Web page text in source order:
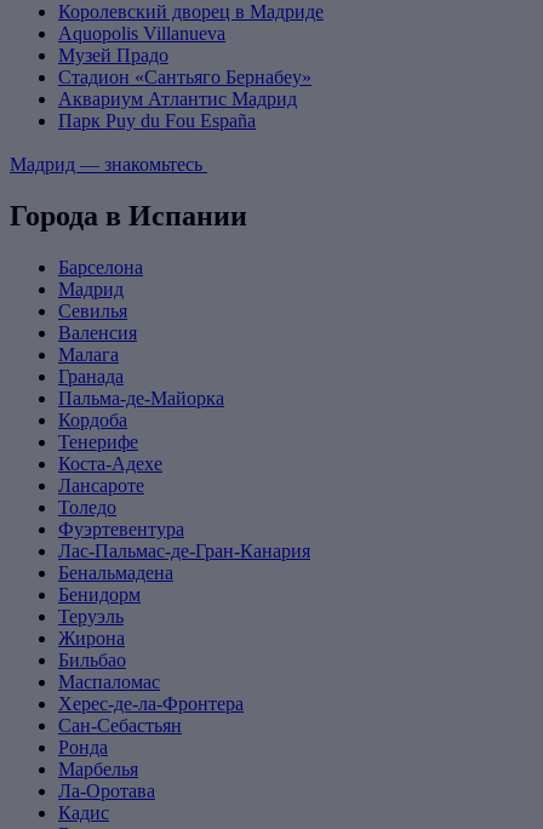
Королевский дворец в Мадриде
Aquopolis Villanueva
Музей Прадо
Стадион «Сантьяго Бернабеу»
Аквариум Атлантис Мадрид
Парк Puy du Fou España
Мадрид — знакомьтесь
Города в Испании
Барселона
Мадрид
Севилья
Валенсия
Малага
Гранада
Пальма-де-Майорка
Кордоба
Тенерифе
Коста-Адехе
Лансароте
Толедо
Фуэртевентура
Лас-Пальмас-де-Гран-Канария
Бенальмадена
Бенидорм
Теруэль
Жирона
Бильбао
Маспаломас
Херес-де-ла-Фронтера
Сан-Себастьян
Ронда
Марбелья
Ла-Оротава
Кадис